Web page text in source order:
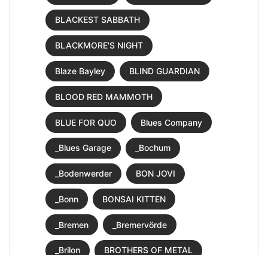
BLACKEST SABBATH
BLACKMORE'S NIGHT
Blaze Bayley BLIND GUARDIAN
BLOOD RED MAMMOTH
BLUE FOR QUO Blues Company
_Blues Garage _Bochum
_Bodenwerder BON JOVI
_Bonn BONSAI KITTEN
_Bremen _Bremervörde
_Brilon BROTHERS OF METAL